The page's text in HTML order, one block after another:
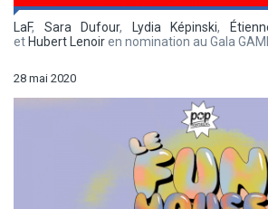
LaF, Sara Dufour, Lydia Képinski,
et Hubert Lenoiren nomination au Gala
28 mai 2020